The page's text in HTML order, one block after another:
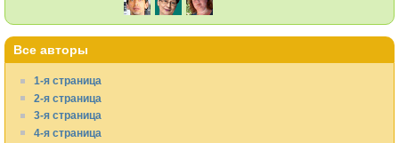
Все авторы
1-я страница
2-я страница
3-я страница
4-я страница